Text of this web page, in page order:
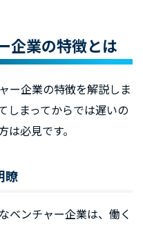
企業の特徴とは
ー企業の特徴を解説しま
しまってからでは遅いの
必見です。
瞭
ベンチャー企業は、働く